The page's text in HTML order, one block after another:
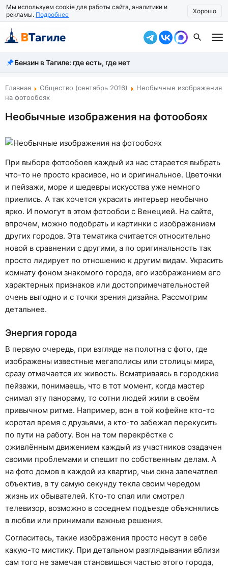
Мы используем cookie для работы сайта, аналитики и
рекламы. Подробнее Хорошо
Все новости
Происшествия
Жизнь
Экономика
Общество
Рассказать новость
Бензин в Тагиле: где есть, где нет
Главная Общество (сентябрь 2016)
Необычные изображения
на фотообоях
Необычные изображения на фотообоях
При выборе фотообоев каждый из нас старается выбрать
что-то не просто красивое, но и оригинальное. Цветочки
и пейзажи, море и шедевры искусства уже немного
приелись. А так хочется украсить интерьер необычно
ярко. И помогут в этом фотообои с Венецией. На сайте,
впрочем, можно подобрать и картинки с изображением
других городов. Эта тематика считается относительно
новой в сравнении с другими, а по оригинальность так
просто лидирует по отношению к другим видам. Украсить
комнату фоном знакомого города, его изображением его
характерных признаков или достопримечательностей
очень выгодно и с точки зрения дизайна. Рассмотрим
детальнее.
Энергия города
В первую очередь, при взгляде на полотна с фото, где
изображены известные мегаполисы или столицы мира,
сразу отмечается их живость. Всматриваясь в городские
пейзажи, понимаешь, что в тот момент, когда мастер
снимал эту панораму, то сотни людей жили в своём
привычном ритме. Например, вон в той кофейне кто-то
коротал время с друзьями, а кто-то забежал перекусить
по пути на работу. Вон на том перекрёстке с
оживлённым движением каждый из участников озадачен
своими проблемами и спешит по собственным делам. А
на фото домов в каждой из квартир, чьи окна запечатлел
объектив, в ту самую секунду текла своим чередом
жизнь их обывателей. Кто-то спал или смотрел
телевизор, возможно в соседнем подъезде объяснялись
в любви или принимали важные решения.
Согласитесь, такие изображения просто несут в себе
какую-то мистику. При детальном разглядывании вблизи
сам того не замечая становишься частью этого города,